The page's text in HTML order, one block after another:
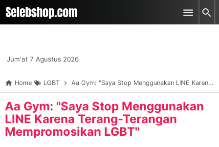
-->
Skip to main content
Jum'at 7 Agustus 2026
Home LGBT Aa Gym: "Saya Stop Menggunakan LINE Karena Terang-Terangan Mempromosikan LGBT"
Aa Gym: "Saya Stop Menggunakan
LINE Karena Terang-Terangan
Mempromosikan LGBT"